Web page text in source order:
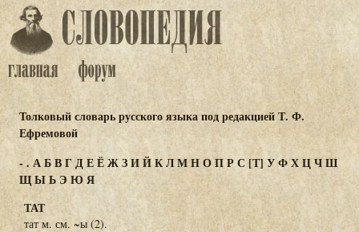
Толковый словарь русского языка под редакцией Т. Ф.
Ефремовой
- . АБВГДЕЁЖЗИЙКЛМНОПР С [Т] УФХЦЧШ
ЩЫЬЭ ЮЯ
ТАТ
тат м. см. ~ы (2).